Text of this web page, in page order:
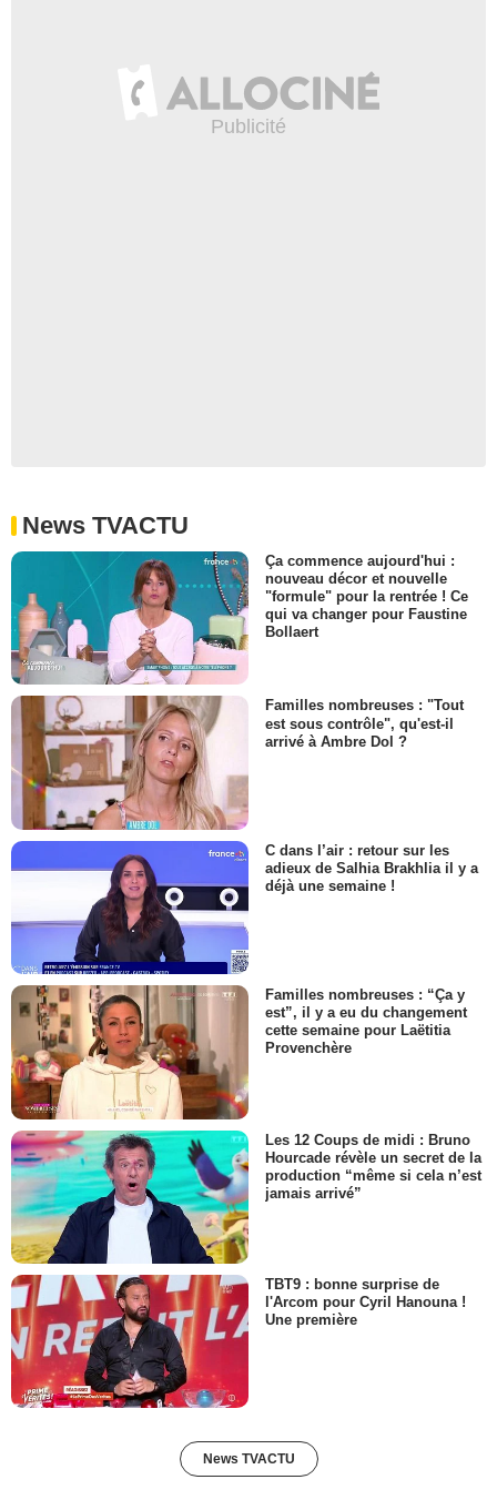
News TVACTU
Ça commence aujourd'hui :
nouveau décor et nouvelle
"formule" pour la rentrée ! Ce
qui va changer pour Faustine
Bollaert
Familles nombreuses : "Tout
est sous contrôle", qu'est-il
arrivé à Ambre Dol ?
C dans l’air : retour sur les
adieux de Salhia Brakhlia il y a
déjà une semaine !
Familles nombreuses : “Ça y
est”, il y a eu du changement
cette semaine pour Laëtitia
Provenchère
Les 12 Coups de midi : Bruno
Hourcade révèle un secret de la
production “même si cela n’est
jamais arrivé”
TBT9 : bonne surprise de
l'Arcom pour Cyril Hanouna !
Une première
News TVACTU